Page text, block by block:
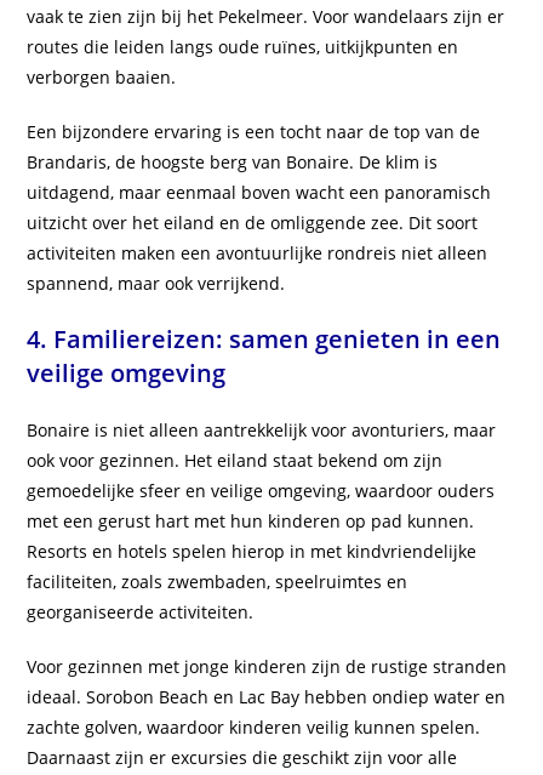
vaak te zien zijn bij het Pekelmeer. Voor wandelaars zijn er
routes die leiden langs oude ruïnes, uitkijkpunten en
verborgen baaien.
Een bijzondere ervaring is een tocht naar de top van de
Brandaris, de hoogste berg van Bonaire. De klim is
uitdagend, maar eenmaal boven wacht een panoramisch
uitzicht over het eiland en de omliggende zee. Dit soort
activiteiten maken een avontuurlijke rondreis niet alleen
spannend, maar ook verrijkend.
4. Familiereizen: samen genieten in een
veilige omgeving
Bonaire is niet alleen aantrekkelijk voor avonturiers, maar
ook voor gezinnen. Het eiland staat bekend om zijn
gemoedelijke sfeer en veilige omgeving, waardoor ouders
met een gerust hart met hun kinderen op pad kunnen.
Resorts en hotels spelen hierop in met kindvriendelijke
faciliteiten, zoals zwembaden, speelruimtes en
georganiseerde activiteiten.
Voor gezinnen met jonge kinderen zijn de rustige stranden
ideaal. Sorobon Beach en Lac Bay hebben ondiep water en
zachte golven, waardoor kinderen veilig kunnen spelen.
Daarnaast zijn er excursies die geschikt zijn voor alle